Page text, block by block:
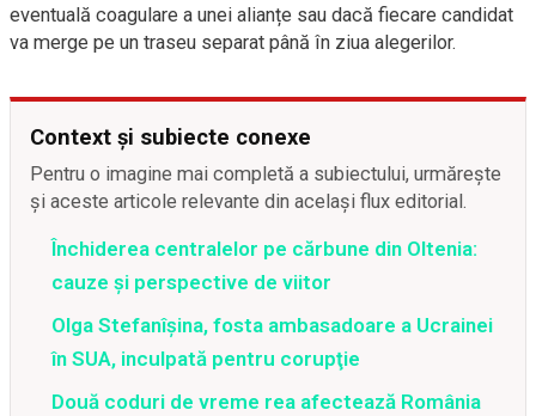
eventuală coagulare a unei alianțe sau dacă fiecare candidat
va merge pe un traseu separat până în ziua alegerilor.
Context și subiecte conexe
Pentru o imagine mai completă a subiectului, urmărește
și aceste articole relevante din același flux editorial.
Închiderea centralelor pe cărbune din Oltenia:
cauze și perspective de viitor
Olga Stefanîşina, fosta ambasadoare a Ucrainei
în SUA, inculpată pentru corupţie
Două coduri de vreme rea afectează România